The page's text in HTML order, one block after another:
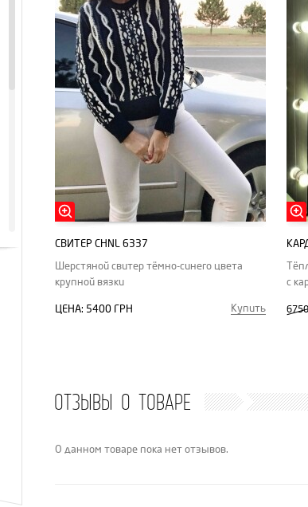
CВИТЕР CHNL 6337
Шерстяной свитер тёмно-синего цвета
крупной вязки
ЦЕНА: 5400 ГРН Купить
с
ОТЗЫВЫ О ТОВАРЕ
О данном товаре пока нет отзывов.